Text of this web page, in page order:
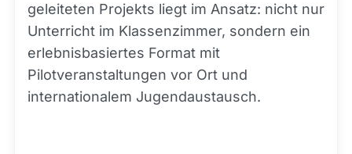
geleiteten Projekts liegt im Ansatz: nicht nur
Unterricht im Klassenzimmer, sondern ein
erlebnisbasiertes Format mit
Pilotveranstaltungen vor Ort und
internationalem Jugendaustausch.